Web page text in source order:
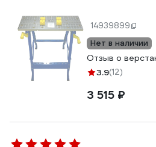
14939899
Нет в наличии
Отзыв о
3.9(12)
3 515 ₽